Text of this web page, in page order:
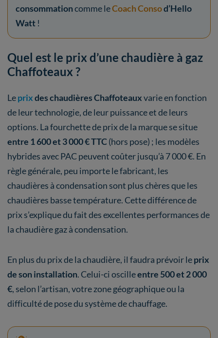
consommationcomme leCoach Consod’Hello
Watt !
Quel est le prix d’une chaudière à gaz
Chaffoteaux ?
Leprixdes chaudières Chaffoteauxvarie en fonction
de leur technologie, de leur puissance et de leurs
options. La fourchette de prix de la marque se situe
entre 1 600 et 3 000 € TTC(hors pose) ; les modèles
hybrides avec PAC peuvent coûter jusqu’à 7 000 €. En
règle générale, peu importe le fabricant, les
chaudières à condensation sont plus chères que les
chaudières basse température. Cette différence de
prix s’explique du fait des excellentes performances de
la chaudière gaz à condensation.
En plus du prix de la chaudière, il faudra prévoir leprix
de son installation. Celui-ci oscilleentre 500 et 2 000
€, selon l’artisan, votre zone géographique ou la
difficulté de pose du système de chauffage.